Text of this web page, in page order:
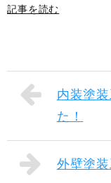
記事を読む
内装塗
た！
外壁塗